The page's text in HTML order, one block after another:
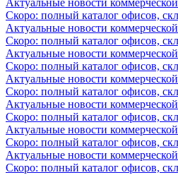
Скоро: полный каталог офисов,
Актуальные новости
Скоро: полный каталог офисов,
Актуальные новости
Скоро: полный каталог офисов,
Актуальные новости
Скоро: полный каталог офисов,
Актуальные новости
Скоро: полный каталог офисов,
Актуальные новости
Скоро: полный каталог офисов,
Актуальные новости
Скоро: полный каталог офисов,